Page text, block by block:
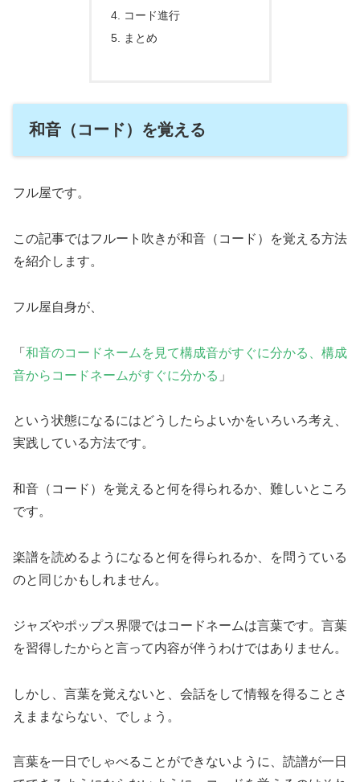
コード進行
まとめ
和音（コード）を覚える
フル屋です。
この記事ではフルート吹きが和音（コード）を覚える方法
を紹介します。
フル屋自身が、
「 和音のコードネームを見て構成音がすぐに分かる、構成
音からコードネームがすぐに分かる 」
という状態になるにはどうしたらよいかをいろいろ考え、
実践している方法です。
和音（コード）を覚えると何を得られるか、難しいところ
です。
楽譜を読めるようになると何を得られるか、を問うている
のと同じかもしれません。
ジャズやポップス界隈ではコードネームは言葉です。言葉
を習得したからと言って内容が伴うわけではありません。
しかし、言葉を覚えないと、会話をして情報を得ることさ
えままならない、でしょう。
言葉を一日でしゃべることができないように、読譜が一日